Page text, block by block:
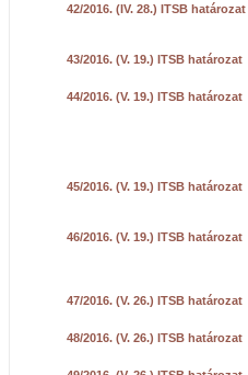
42/2016. (IV. 28.) ITSB határozat
43/2016. (V. 19.) ITSB határozat
44/2016. (V. 19.) ITSB határozat
45/2016. (V. 19.) ITSB határozat
46/2016. (V. 19.) ITSB határozat
47/2016. (V. 26.) ITSB határozat
48/2016. (V. 26.) ITSB határozat